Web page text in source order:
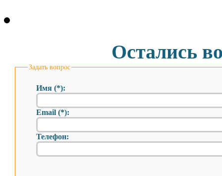
Остались
Задать вопрос
Имя (*):
Email (*):
Телефон: